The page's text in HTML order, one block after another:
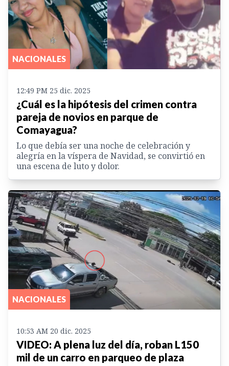
NACIONALES
12:49 PM 25 dic. 2025
¿Cuál es la hipótesis del crimen contra
pareja de novios en parque de
Comayagua?
Lo que debía ser una noche de celebración y
alegría en la víspera de Navidad, se convirtió en
una escena de luto y dolor.
NACIONALES
10:53 AM 20 dic. 2025
VIDEO: A plena luz del día, roban L150
mil de un carro en parqueo de plaza